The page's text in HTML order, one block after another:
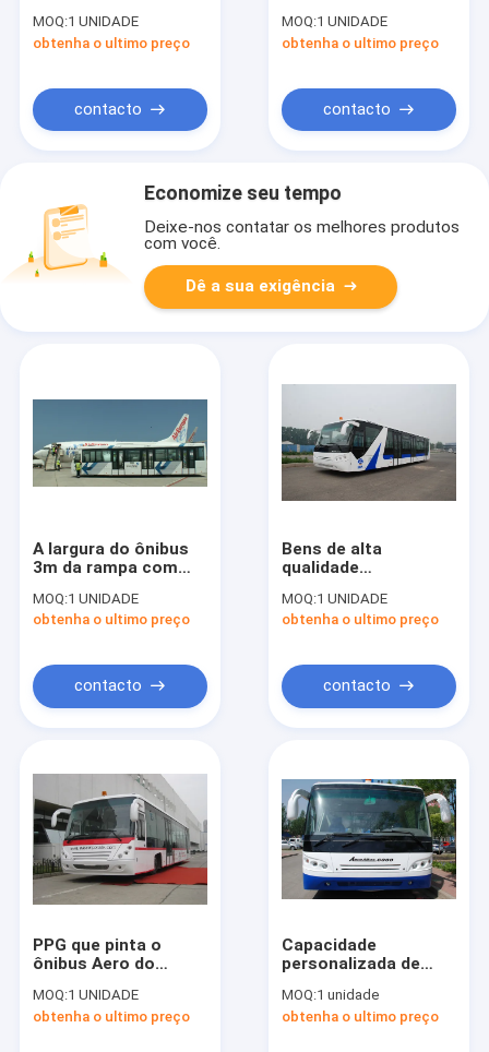
passageiro grande
MOQ:1 UNIDADE
obtenha o ultimo preço
contacto
personalizados
ônibus da área 13 4
MOQ:1 UNIDADE
obtenha o ultimo preço
contacto
Economize seu tempo
Deixe-nos contatar os melhores produtos
com você.
Dê a sua exigência
A largura do ônibus
3m da rampa com
personalizou de alta
qualidade
MOQ:1 UNIDADE
obtenha o ultimo preço
contacto
Bens de alta
qualidade
grande capacidade
do ônibus K B4270 da
MOQ:1 UNIDADE
obtenha o ultimo preço
contacto
PPG que pinta o
ônibus Aero do
avental do ônibus de
Seat do motor diesel
MOQ:1 UNIDADE
obtenha o ultimo preço
Capacidade
personalizada de
camioneta expresso
do avental do
MOQ:1 unidade
obtenha o ultimo preço